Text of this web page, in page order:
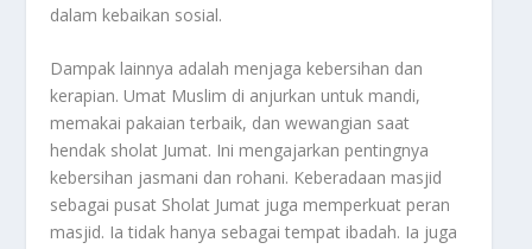
dalam kebaikan sosial.
Dampak lainnya adalah menjaga kebersihan dan
kerapian. Umat Muslim di anjurkan untuk mandi,
memakai pakaian terbaik, dan wewangian saat
hendak sholat Jumat. Ini mengajarkan pentingnya
kebersihan jasmani dan rohani. Keberadaan masjid
sebagai pusat Sholat Jumat juga memperkuat peran
masjid. Ia tidak hanya sebagai tempat ibadah. Ia juga